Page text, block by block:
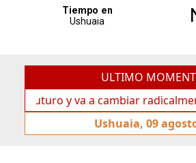
ULTIMO
y va a cambiar radicalmente la
Ushuaia, 09